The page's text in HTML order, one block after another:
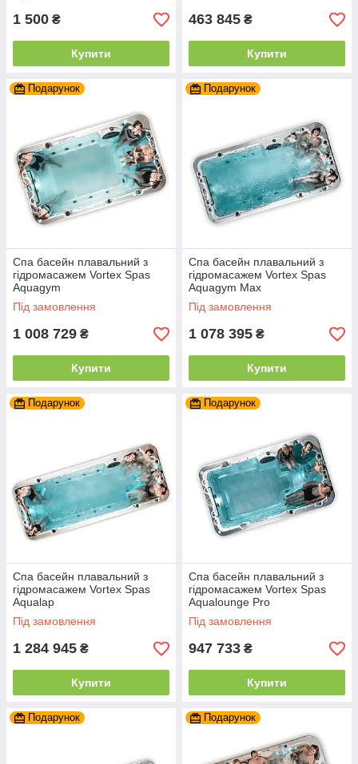
1 500 ₴
Купити
463 845 ₴
Купити
Подарунок
Спа басейн плавальний з
гідромасажем Vortex Spas
Aquagym
Під замовлення
1 008 729 ₴
Купити
Подарунок
Спа басейн плавальний з
гідромасажем Vortex Spas
Aquagym Max
Під замовлення
1 078 395 ₴
Купити
Подарунок
Спа басейн плавальний з
гідромасажем Vortex Spas
Aqualap
Під замовлення
1 284 945 ₴
Купити
Подарунок
Спа басейн плавальний з
гідромасажем Vortex Spas
Aqualounge Pro
Під замовлення
947 733 ₴
Купити
Подарунок Подарунок